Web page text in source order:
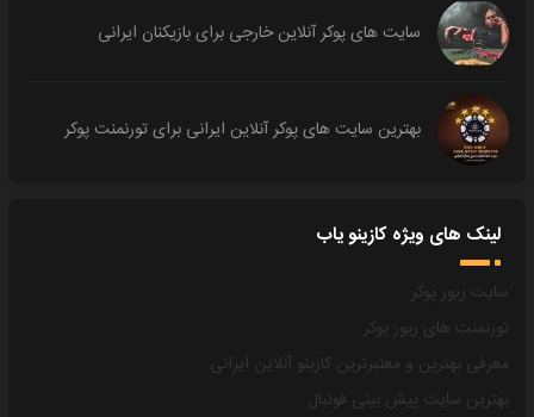
سایت های پوکر آنلاین خارجی برای بازیکنان ایرانی
بهترین سایت های پوکر آنلاین ایرانی برای تورنمنت پوکر
لینک های ویژه کازینو یاب
سایت ریور پوکر
تورنمنت های ریور پوکر
معرفی بهترین و معتبرترین کازینو آنلاین ایرانی
بهترین سایت پیش بینی فوتبال